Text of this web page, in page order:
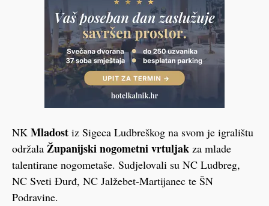
NK Mladost iz Sigeca Ludbreškog na svom je igralištu
održala Županijski nogometni vrtuljak za mlade
talentirane nogometaše. Sudjelovali su NC Ludbreg,
NC Sveti Đurđ, NC Jalžebet-Martijanec te ŠN
Podravine.